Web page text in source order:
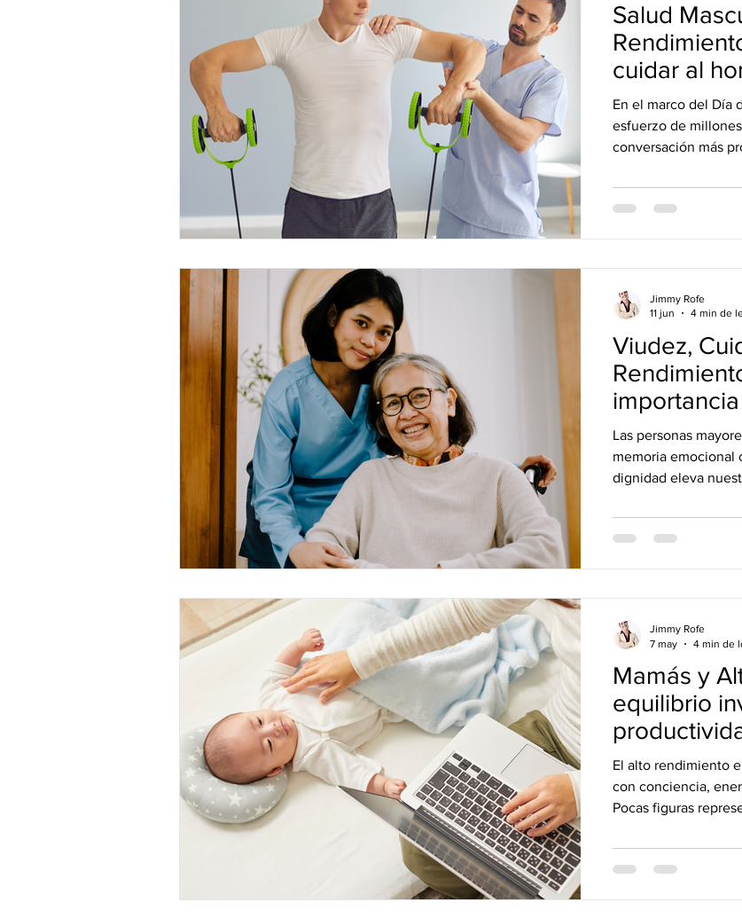
Salud
cuidar al
guía y
En el marco del Día
esfuerzo de
conversación más
Viudez,
dignidad a
nuestro
Las personas
memoria emocional
dignidad eleva
Jimmy Rofe
11 jun
4 min de
Mamás y
equilibrio
propósito
El alto rendimiento
con conciencia,
Pocas figuras
Jimmy Rofe
7 may
4 min de